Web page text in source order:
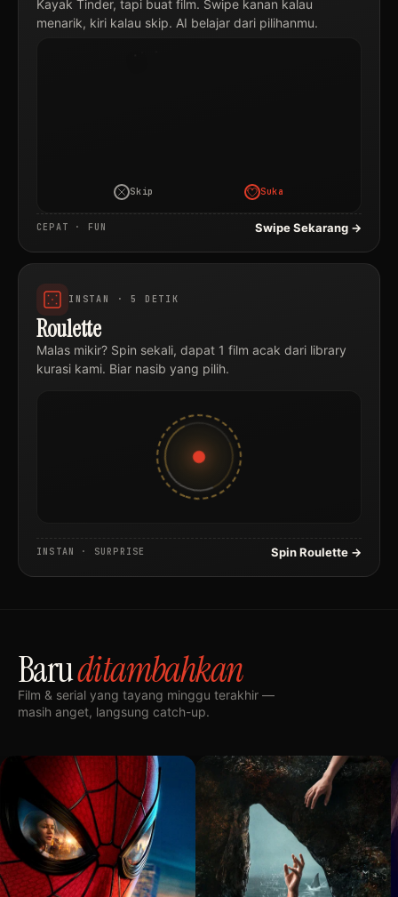
Kayak Tinder, tapi buat film. Swipe kanan kalau
menarik, kiri kalau skip. AI belajar dari pilihanmu.
Film
Drakor
·
Skip Suka
CEPAT · FUN Swipe Sekarang →
INSTAN · 5 DETIK
Roulette
Malas mikir? Spin sekali, dapat 1 film acak dari library
kurasi kami. Biar nasib yang pilih.
INSTAN · SURPRISE Spin Roulette →
Baruditambahkan
Film & serial yang tayang minggu terakhir —
masih anget, langsung catch-up.